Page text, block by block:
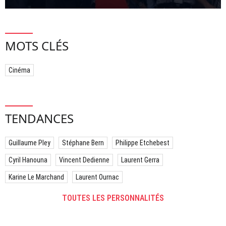
MOTS CLÉS
Cinéma
TENDANCES
Guillaume Pley Stéphane Bern Philippe Etchebest
Cyril Hanouna Vincent Dedienne Laurent Gerra
Karine Le Marchand Laurent Ournac
TOUTES LES PERSONNALITÉS